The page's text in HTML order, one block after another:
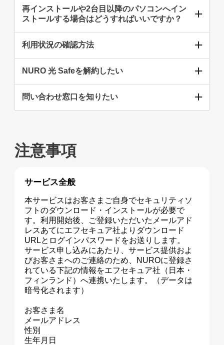
再インストールや2台目以降のパソコンへイン
ストールする場合はどうすればいいですか？
利用状況の確認方法
NURO 光 Safeを解約したい
問い合わせ窓口を知りたい
注意事項
サービス全般
本サービスはお客さまご自身でセキュリティソ
フトのダウンロード・インストールが必要で
す。利用開始後、ご登録いただいたメールアド
レスあてにエフセキュア社よりダウンロード
URLとログインパスワードをお送りします。
サービス申し込みにあたり、サービス提供およ
びお客さまへのご連絡のため、NUROに登録さ
れている下記の情報をエフセキュア社（日本・
フィンランド）へ連携いたします。（データは
暗号化されます）
お客さま名
メールアドレス
性別
生年月日